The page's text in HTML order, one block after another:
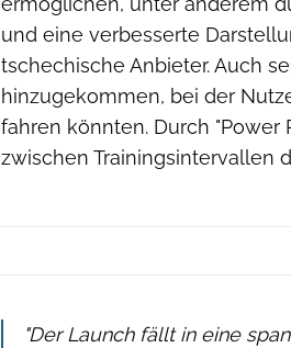
und eine verbesserte
tschechische Anbieter. Auch
hinzugekommen, bei der
fahren könnten. Durch
zwischen Trainingsintervallen
"Der Launch fällt in eine